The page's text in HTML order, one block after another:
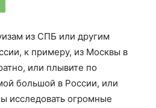
ISMиз СПБ или другим
к примеру, из Москвы в
или плывите по
большой в России, или
исследовать огромные